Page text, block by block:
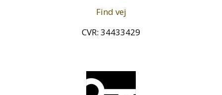
Find vej
CVR: 34433429